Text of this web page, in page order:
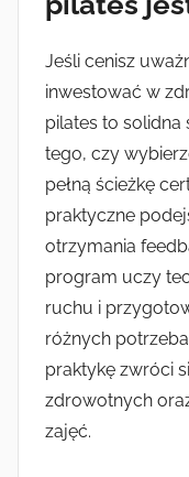
Jeśli cenisz
inwestować w
pilates to solidna
tego, czy
pełną ścieżkę
praktyczne
otrzymania
program uczy
ruchu i
różnych
praktykę zwróci
zdrowotnych
zajęć.